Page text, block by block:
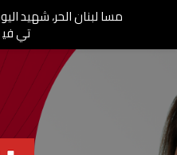
مسا لبنان الحر، شهيد
تي في